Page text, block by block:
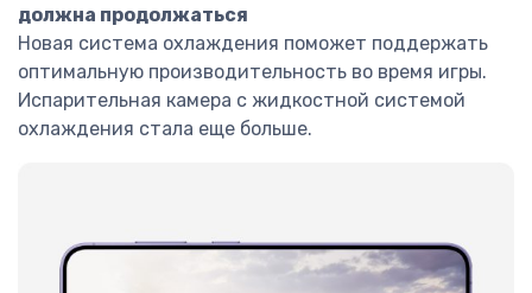
должна продолжаться
Новая система охлаждения поможет поддержать
оптимальную производительность во время игры.
Испарительная камера с жидкостной системой
охлаждения стала еще больше.